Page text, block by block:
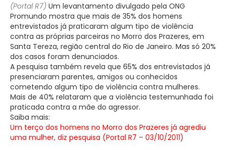
(Portal R7) Um levantamento divulgado pela ONG
Promundo mostra que mais de 35% dos homens
entrevistados já praticaram algum tipo de violência
contra as próprias parceiras no Morro dos Prazeres, em
Santa Tereza, região central do Rio de Janeiro. Mas só 20%
dos casos foram denunciados.
A pesquisa também revela que 65% dos entrevistados já
presenciaram parentes, amigos ou conhecidos
cometendo algum tipo de violência contra mulheres.
Mais de 40% relataram que a violência testemunhada foi
praticada contra a mãe do agressor.
Saiba mais:
Um terço dos homens no Morro dos Prazeres já agrediu
uma mulher, diz pesquisa (Portal R7 – 03/10/2011)